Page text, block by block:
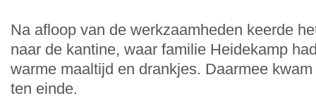
Na afloop van de werkzaamheden keerde
naar de kantine, waar familie Heidekamp
warme maaltijd en drankjes. Daarmee
ten einde.